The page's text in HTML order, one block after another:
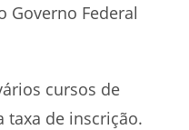
Governo Federal
cursos de
taxa de inscrição.